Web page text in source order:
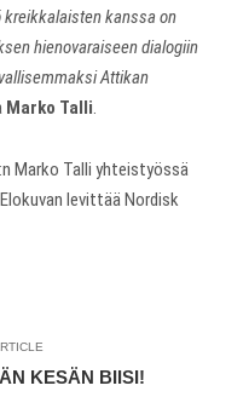
kanssa on
hienovaraiseen dialogiin
Attikan
Marko Talli.
Marko Talli yhteistyössä
levittää Nordisk
KESÄN BIISI!